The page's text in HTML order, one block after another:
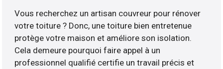
Vous recherchez un artisan couvreur pour rénover
votre toiture ? Donc, une toiture bien entretenue
protège votre maison et améliore son isolation.
Cela demeure pourquoi faire appel à un
professionnel qualifié certifie un travail précis et